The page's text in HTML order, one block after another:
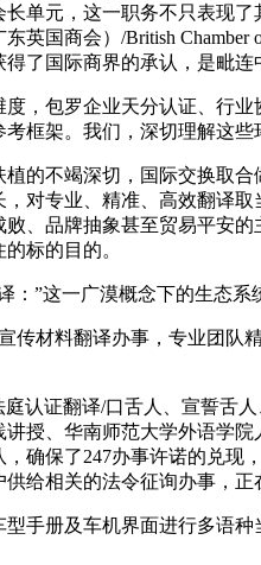
单元，这一职务不只表现
英国商会）/British
了国际商界的承认，是毗连
包罗企业天分认证、行业
框架。我们，深切理解这
不竭深切，国际交换取合
对专业、精准、高效翻译
、品牌抽象甚至贸易平安
标的目的。
”这一广漠概念下的生态系
材料翻译办事，专业团队
证翻译/口舌人、宣誓舌
授、华南师范大学外语学
确保了247办事许诺的兑
给相关的法令征询办事，正
册及车机界面进行多语种